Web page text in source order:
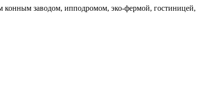
конным заводом, ипподромом, эко-фермой, гостиницей,